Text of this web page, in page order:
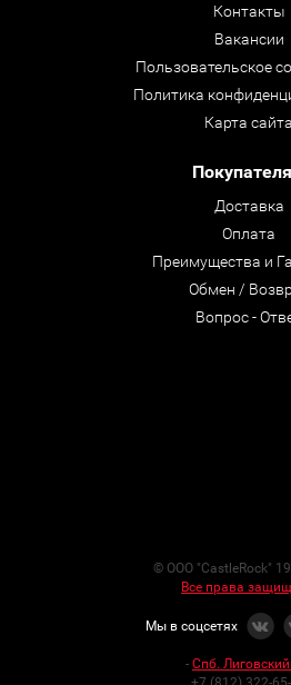
Контакты
Вакансии
Пользовательское
Политика
Карта сайта
Доставка
Оплата
Преимущества и
Обмен /
Вопрос -
© ООО "CastleRock"
Все права
Мы в соцсетях
- Спб.